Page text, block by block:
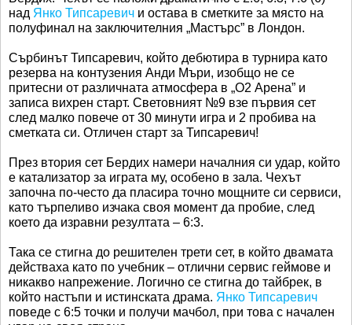
над Янко Типсаревич и остава в сметките за място на
полуфинал на заключителния „Мастърс” в Лондон.
Сърбинът Типсаревич, който дебютира в турнира като
резерва на контузения Анди Мъри, изобщо не се
притесни от различната атмосфера в „О2 Арена” и
записа вихрен старт. Световният №9 взе първия сет
след малко повече от 30 минути игра и 2 пробива на
сметката си. Отличен старт за Типсаревич!
През втория сет Бердих намери началния си удар, който
е катализатор за играта му, особено в зала. Чехът
започна по-често да пласира точно мощните си сервиси,
като търпеливо изчака своя момент да пробие, след
което да изравни резултата – 6:3.
Така се стигна до решителен трети сет, в който двамата
действаха като по учебник – отлични сервис геймове и
никакво напрежение. Логично се стигна до тайбрек, в
който настъпи и истинската драма. Янко Типсаревич
поведе с 6:5 точки и получи мачбол, при това с начален